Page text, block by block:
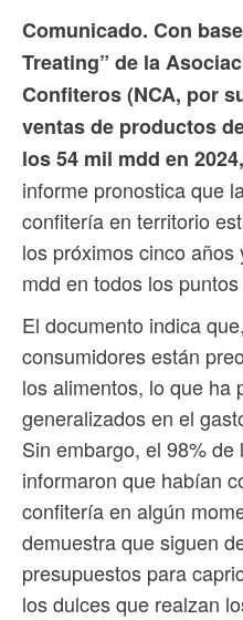
Comunicado. Con
Treating” de la
Confiteros (NCA, por
ventas de productos
los 54 mil mdd en
informe pronostica que
confitería en territorio
los próximos cinco
mdd en todos los
El documento indica
consumidores están
los alimentos, lo que ha
generalizados en el
Sin embargo, el 98%
informaron que habían
confitería en algún
demuestra que siguen
presupuestos para
los dulces que realzan